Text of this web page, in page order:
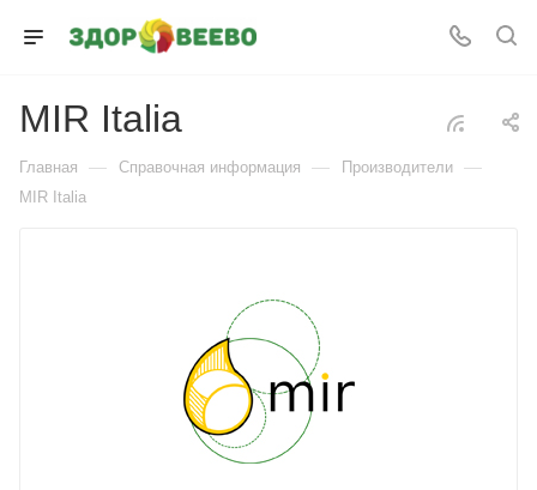
MIR Italia
Главная — Справочная информация — Производители —
MIR Italia